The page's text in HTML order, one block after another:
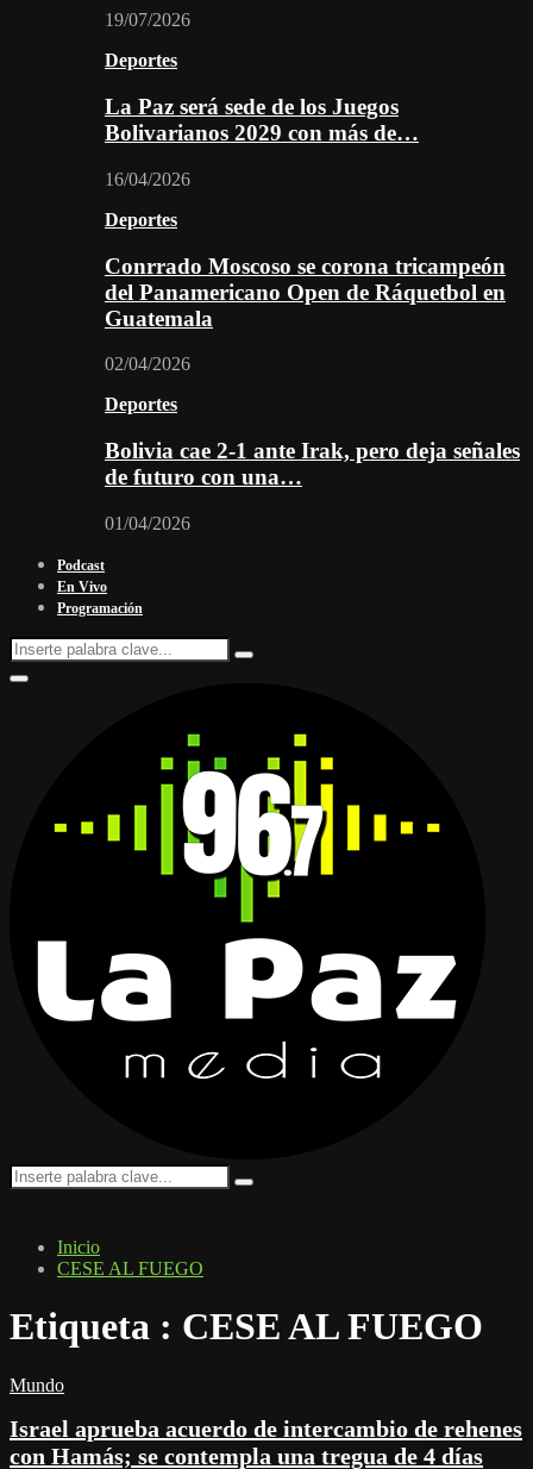
19/07/2026
Deportes
La Paz será sede de los Juegos
Bolivarianos 2029 con más de…
16/04/2026
Deportes
Conrrado Moscoso se corona tricampeón
del Panamericano Open de Ráquetbol en
Guatemala
02/04/2026
Deportes
Bolivia cae 2-1 ante Irak, pero deja señales
de futuro con una…
01/04/2026
Podcast
En Vivo
Programación
Search
for:
Search
Facebook
Twitter
Instagram
Youtube
Email
Twitch
Whatsapp
Primary
Search
for:
Search
Inicio
CESE AL FUEGO
Etiqueta : CESE AL FUEGO
Mundo
Israel aprueba acuerdo de intercambio de rehenes
con Hamás; se contempla una tregua de 4 días